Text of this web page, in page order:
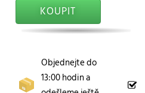
KOUPIT
Objednejte do
13:00 hodin a